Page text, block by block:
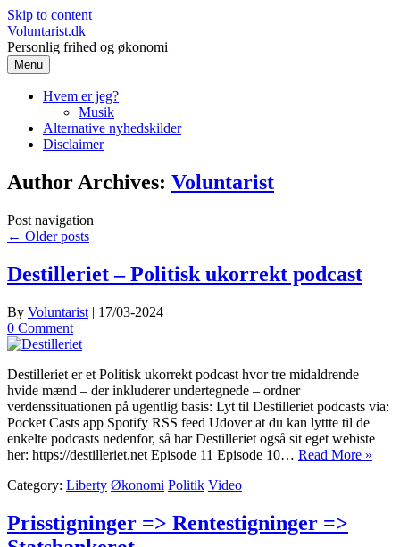
Skip to content
Voluntarist.dk
Personlig frihed og økonomi
Menu
Hvem er jeg?
Musik
Alternative nyhedskilder
Disclaimer
Author Archives: Voluntarist
Post navigation
← Older posts
Destilleriet – Politisk ukorrekt podcast
By Voluntarist | 17/03-2024
0 Comment
Destilleriet er et Politisk ukorrekt podcast hvor tre midaldrende
hvide mænd – der inkluderer undertegnede – ordner
verdenssituationen på ugentlig basis: Lyt til Destilleriet podcasts via:
Pocket Casts app Spotify RSS feed Udover at du kan lyttte til de
enkelte podcasts nedenfor, så har Destilleriet også sit eget webiste
her: https://destilleriet.net Episode 11 Episode 10… Read More »
Category: Liberty Økonomi Politik Video
Prisstigninger => Rentestigninger =>